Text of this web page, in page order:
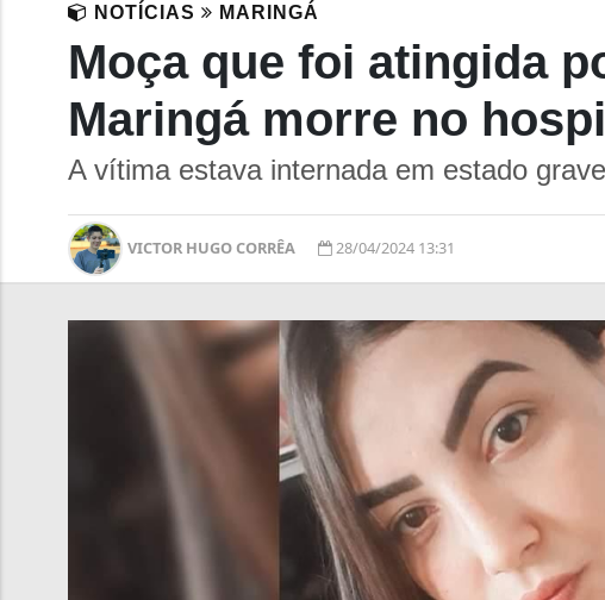
NOTÍCIAS MARINGÁ
Moça que foi atingida
Maringá morre no
A vítima estava internada em estado
VICTOR HUGO CORRÊA 28/04/2024 13:31